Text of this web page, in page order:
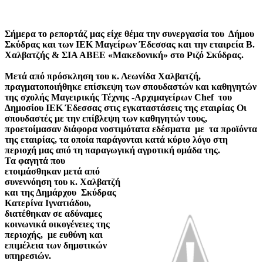
Σήμερα το ρεπορτάζ μας είχε θέμα την συνεργασία του Δήμου
Σκύδρας και των ΙΕΚ Μαγείρων Έδεσσας και την εταιρεία Β.
Χαλβατζής & ΣΙΑ ΑΒΕΕ «Μακεδονική» στο Ριζό Σκύδρας.
Μετά από πρόσκληση του κ. Λεωνίδα Χαλβατζή,
πραγματοποιήθηκε επίσκεψη των σπουδαστών και καθηγητών
της σχολής Μαγειρικής Τέχνης -Αρχιμαγείρων Chef του
Δημοσίου ΙΕΚ Έδεσσας στις εγκαταστάσεις της εταιρίας Οι
σπουδαστές με την επίβλεψη των καθηγητών τους,
προετοίμασαν διάφορα νοστιμότατα εδέσματα με τα προϊόντα
της εταιρίας, τα οποία παράγονται κατά κύριο λόγο στη
περιοχή μας από τη παραγωγική αγροτική ομάδα της.
Τα φαγητά που
ετοιμάσθηκαν μετά από
συνεννόηση του κ. Χαλβατζή
και της Δημάρχου Σκύδρας
Κατερίνα Ιγνατιάδου,
διατέθηκαν σε αδύναμες
κοινωνικά οικογένειες της
περιοχής, με ευθύνη και
επιμέλεια των δημοτικών
υπηρεσιών.